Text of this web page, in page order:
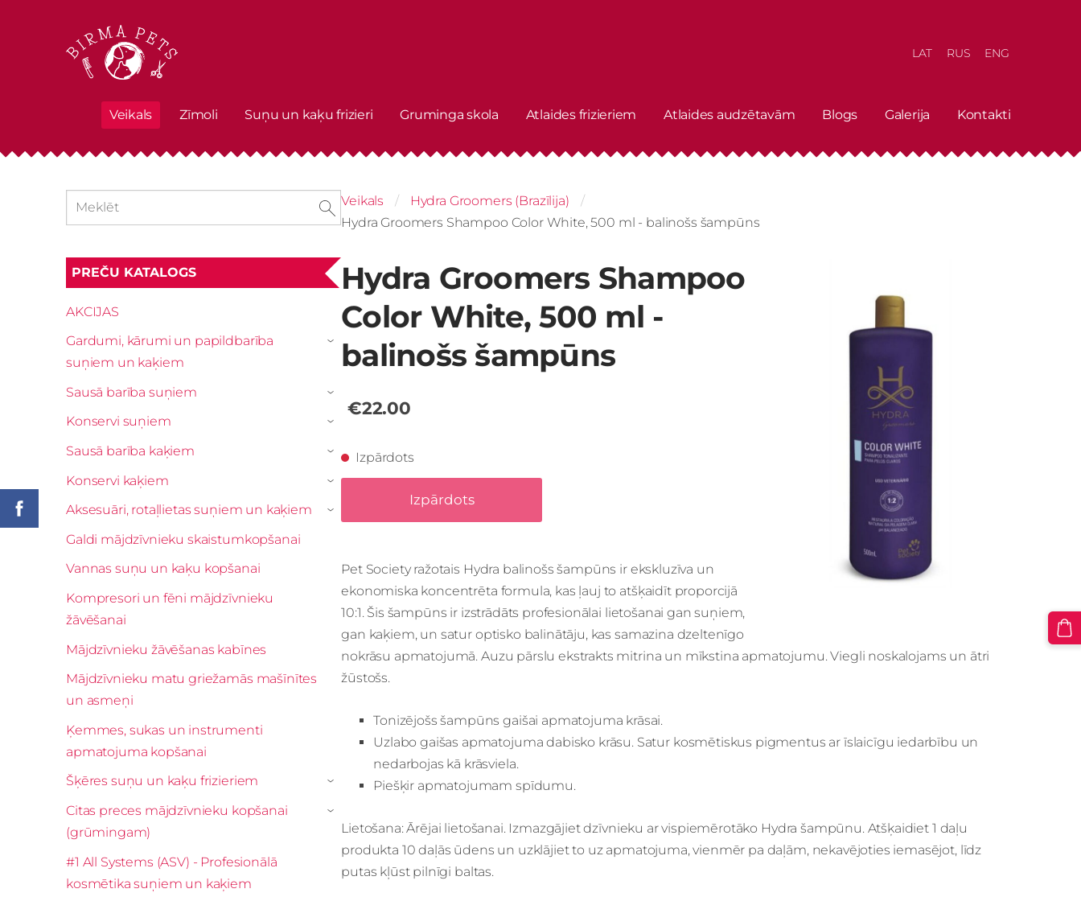
Veikals Zīmoli Suņu un kaķu frizieri Gruminga skola Atlaides frizieriem Atlaides audzētavām Blogs Galerija Kontakti
LAT RUS ENG
PREČU KATALOGS
AKCIJAS
Gardumi, kārumi un papildbarība
suņiem un kaķiem
›
Sausā barība suņiem ›
Konservi suņiem ›
Sausā barība kaķiem ›
Konservi kaķiem ›
Aksesuāri, rotaļlietas suņiem un kaķiem ›
Galdi mājdzīvnieku skaistumkopšanai
Vannas suņu un kaķu kopšanai
Kompresori un fēni mājdzīvnieku
žāvēšanai
Mājdzīvnieku žāvēšanas kabīnes
Mājdzīvnieku matu griežamās mašīnītes
un asmeņi
Ķemmes, sukas un instrumenti
apmatojuma kopšanai
Šķēres suņu un kaķu frizieriem
›
Citas preces mājdzīvnieku kopšanai
(grūmingam)
›
#1 All Systems (ASV) - Profesionālā
kosmētika suņiem un kaķiem
Veikals
Hydra Groomers (Brazīlija)
Hydra Groomers Shampoo Color White, 500 ml - balinošs šampūns
Hydra Groomers Shampoo
Color White, 500 ml -
balinošs šampūns
€22.00
Izpārdots
Izpārdots
Pet Society ražotais Hydra balinošs šampūns ir ekskluzīva un
ekonomiska koncentrēta formula, kas ļauj to atšķaidīt proporcijā
10:1. Šis šampūns ir izstrādāts profesionālai lietošanai gan suņiem,
gan kaķiem, un satur optisko balinātāju, kas samazina dzeltenīgo
nokrāsu apmatojumā. Auzu pārslu ekstrakts mitrina un mīkstina apmatojumu. Viegli noskalojams un ātri
žūstošs.
Tonizējošs šampūns gaišai apmatojuma krāsai.
Uzlabo gaišas apmatojuma dabisko krāsu. Satur kosmētiskus pigmentus ar īslaicīgu iedarbību un
nedarbojas kā krāsviela.
Piešķir apmatojumam spīdumu.
Lietošana: Ārējai lietošanai. Izmazgājiet dzīvnieku ar vispiemērotāko Hydra šampūnu. Atšķaidiet 1 daļu
produkta 10 daļās ūdens un uzklājiet to uz apmatojuma, vienmēr pa daļām, nekavējoties iemasējot, līdz
putas kļūst pilnīgi baltas.